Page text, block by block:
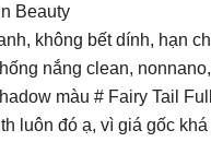
Beauty
không bết dính, hạn
nắng clean,
màu # Fairy Tail
luôn đó ạ, vì giá gốc